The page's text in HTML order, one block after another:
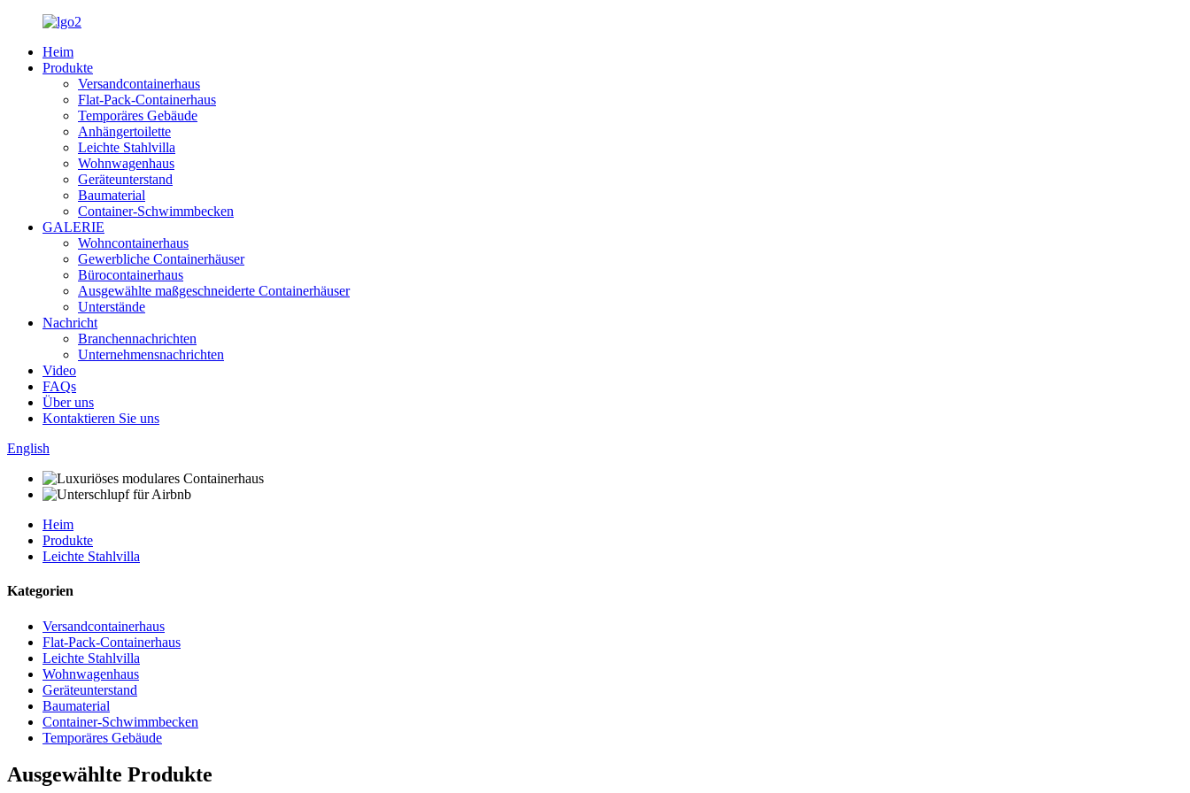
Heim
Produkte
Versandcontainerhaus
Flat-Pack-Containerhaus
Temporäres Gebäude
Anhängertoilette
Leichte Stahlvilla
Wohnwagenhaus
Geräteunterstand
Baumaterial
Container-Schwimmbecken
GALERIE
Wohncontainerhaus
Gewerbliche Containerhäuser
Bürocontainerhaus
Ausgewählte maßgeschneiderte Containerhäuser
Unterstände
Nachricht
Branchennachrichten
Unternehmensnachrichten
Video
FAQs
Über uns
Kontaktieren Sie uns
English
Heim
Produkte
Leichte Stahlvilla
Kategorien
Versandcontainerhaus
Flat-Pack-Containerhaus
Leichte Stahlvilla
Wohnwagenhaus
Geräteunterstand
Baumaterial
Container-Schwimmbecken
Temporäres Gebäude
Ausgewählte Produkte